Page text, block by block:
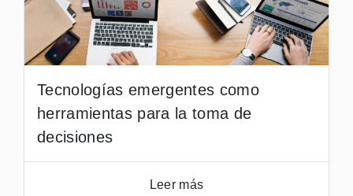
Tecnologías emergentes como
herramientas para la toma de
decisiones
Leer más